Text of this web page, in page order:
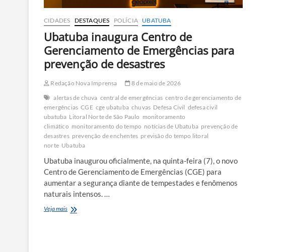
CIDADES DESTAQUES POLÍCIA UBATUBA
Ubatuba inaugura Centro de
Gerenciamento de Emergências para
prevenção de desastres
Redação Nova Imprensa
8 de maio de 2026
alertas de chuva central de emergências centro de gerenciamento de
emergências CGE cge ubatuba chuvas Defesa Civil defesa civil
ubatuba Litoral Norte de São Paulo monitoramento
climático monitoramento do tempo notícias de Ubatuba prevenção de
desastres prevenção de enchentes previsão do tempo litoral
norte Ubatuba
Ubatuba inaugurou oficialmente, na quinta-feira (7), o novo
Centro de Gerenciamento de Emergências (CGE) para
aumentar a segurança diante de tempestades e fenômenos
naturais intensos. …
Veja maisUbatuba